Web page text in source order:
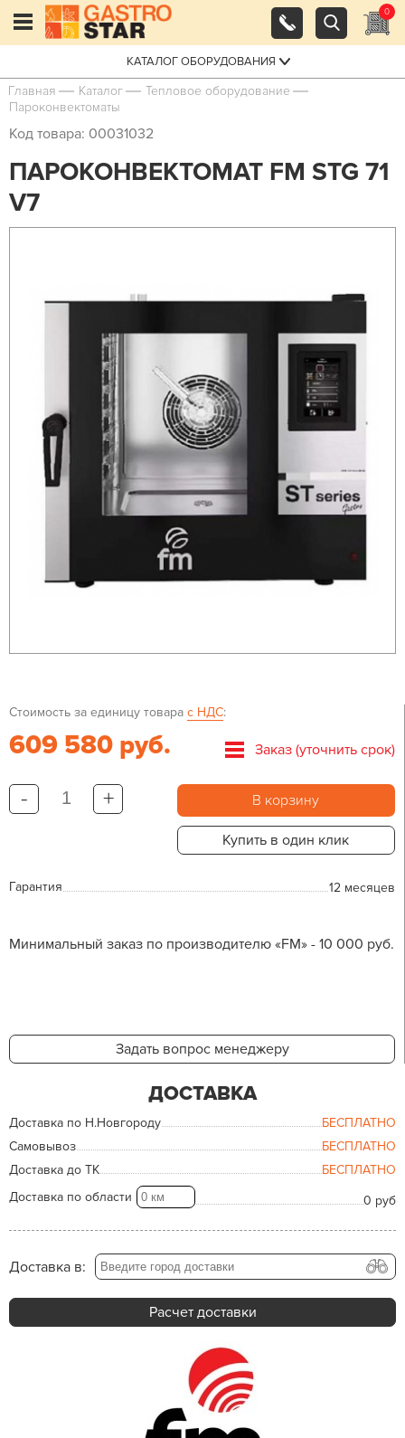
0
КАТАЛОГ ОБОРУДОВАНИЯ
Главная Каталог
Тепловое оборудование
Пароконвектоматы
Код товара: 00031032
ПАРОКОНВЕКТОМАТ FM STG 71
V7
Стоимость за единицу товара с НДС:
609 580 руб. Заказ (уточнить срок)
- + В корзину
Купить в один клик
Гарантия 12 месяцев
Минимальный заказ по производителю «FM» - 10 000 руб.
Задать вопрос менеджеру
ДОСТАВКА
Доставка по Н.Новгороду
БЕСПЛАТНО
Самовывоз
БЕСПЛАТНО
Доставка до ТК
БЕСПЛАТНО
Доставка по области
0 руб
Доставка в:
Расчет доставки